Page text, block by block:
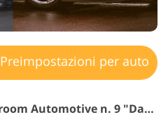
Preimpostazioni per auto
Preset gratuiti per Lightroom Automotive n. 9 "Dark Light"